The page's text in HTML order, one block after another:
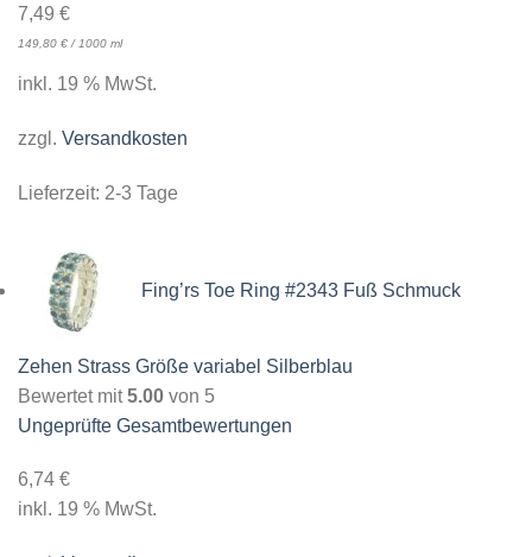
7,49 €
149,80 €/1000 ml
inkl. 19 % MwSt.
zzgl. Versandkosten
Lieferzeit: 2-3 Tage
Fing’rs Toe Ring #2343 Fuß Schmuck
Zehen Strass Größe variabel Silberblau
Bewertet mit5.00 von 5
Ungeprüfte Gesamtbewertungen
6,74 €
inkl. 19 % MwSt.